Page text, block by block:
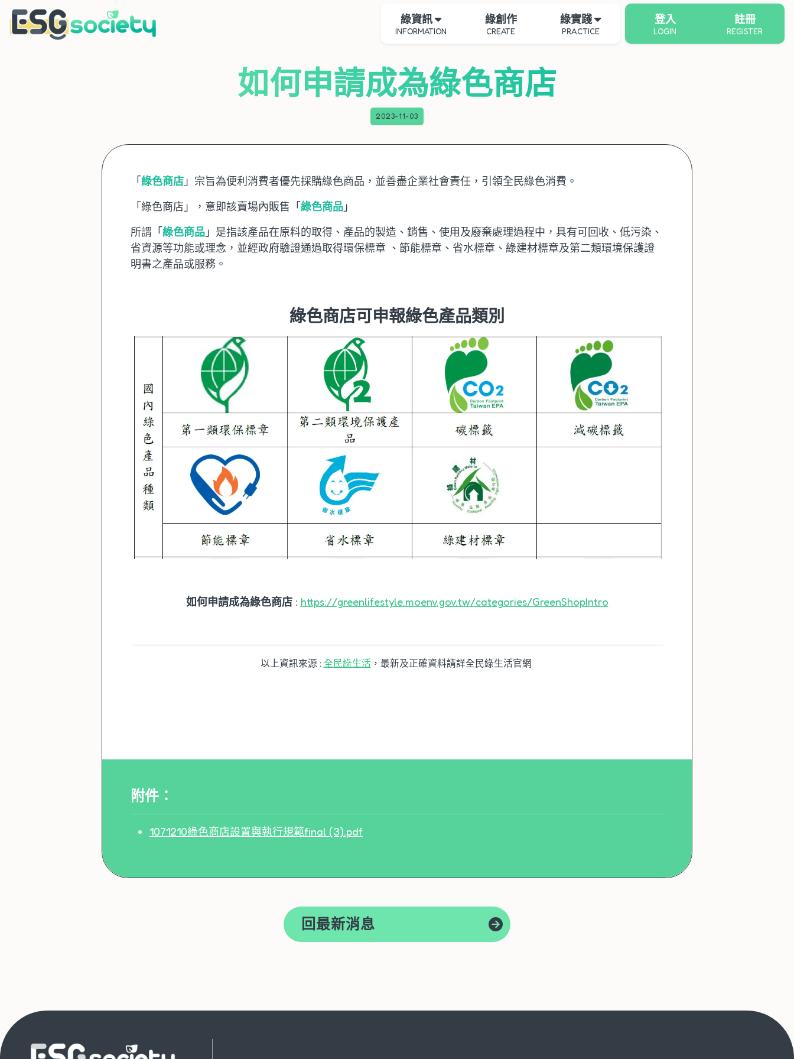
綠資訊
INFORMATION
綠創作
CREATE
綠實踐
PRACTICE
登入
LOGIN
註冊
REGISTER
如何申請成為綠色商店
2023-11-03
「綠色商店 」宗旨為便利消費者優先採購綠色商品，並善盡企業社會責任，引領全民綠色消費。
「綠色商店」，意即該賣場內販售「綠色商品 」
所謂「綠色商品 」是指該產品在原料的取得、產品的製造、銷售、使用及廢棄處理過程中，具有可回收、低污染、
省資源等功能或理念，並經政府驗證通過取得環保標章 、節能標章、省水標章、綠建材標章及第二類環境保護證
明書之產品或服務。
綠色商店可申報綠色產品類別
如何申請成為綠色商店: https://greenlifestyle.moenv.gov.tw/categories/GreenShopIntro
以上資訊來源 : 全民綠生活 ，最新及正確資料請詳全民綠生活官網
附件：
1071210綠色商店設置與執行規範final (3).pdf
回最新消息